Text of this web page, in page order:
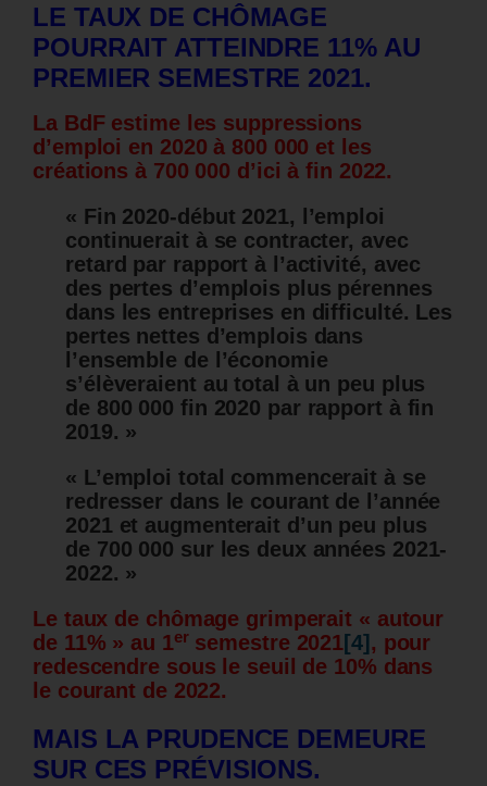
LE TAUX DE CHÔMAGE
POURRAIT ATTEINDRE 11% AU
PREMIER SEMESTRE 2021.
La BdF estime les suppressions
d’emploi en 2020 à 800 000 et les
créations à 700 000 d’ici à fin 2022.
« Fin 2020-début 2021, l’emploi
continuerait à se contracter, avec
retard par rapport à l’activité, avec
des pertes d’emplois plus pérennes
dans les entreprises en difficulté. Les
pertes nettes d’emplois dans
l’ensemble de l’économie
s’élèveraient au total à un peu plus
de 800 000 fin 2020 par rapport à fin
2019. »
« L’emploi total commencerait à se
redresser dans le courant de l’année
2021 et augmenterait d’un peu plus
de 700 000 sur les deux années 2021-
2022. »
Le taux de chômage grimperait « autour
de 11% » au 1ersemestre 2021[4] , pour
redescendre sous le seuil de 10% dans
le courant de 2022.
MAIS LA PRUDENCE DEMEURE
SUR CES PRÉVISIONS.